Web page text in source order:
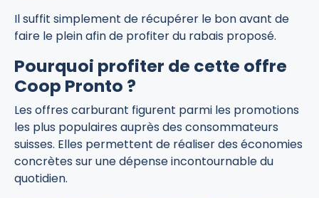
Il suffit simplement de récupérer le bon avant de
faire le plein afin de profiter du rabais proposé.
Pourquoi profiter de cette offre
Coop Pronto ?
Les offres carburant figurent parmi les promotions
les plus populaires auprès des consommateurs
suisses. Elles permettent de réaliser des économies
concrètes sur une dépense incontournable du
quotidien.